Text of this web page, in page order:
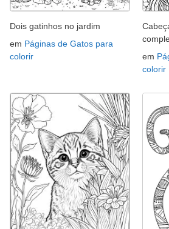
Dois gatinhos no jardim
em Páginas de Gatos para
colorir
em
colorir